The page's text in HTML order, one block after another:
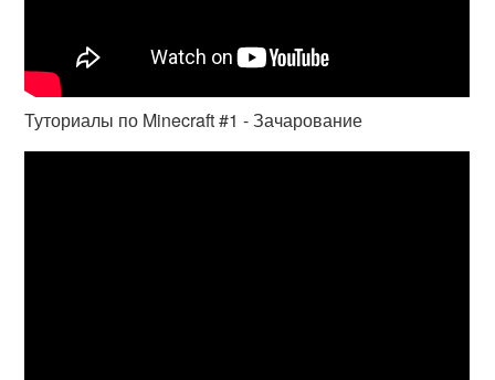
Туториалы по Minecraft #1 - Зачарование